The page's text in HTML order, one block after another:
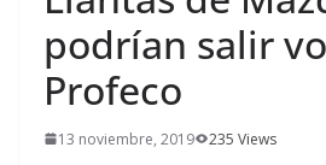
podrían salir
Profeco
13 noviembre, 2019 235 Views